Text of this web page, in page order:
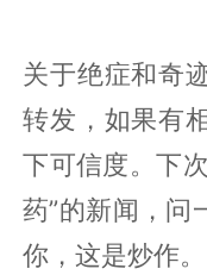
关于绝症和奇
转发，如果有
下可信度。下
药”的新闻，问
你，这是炒作。